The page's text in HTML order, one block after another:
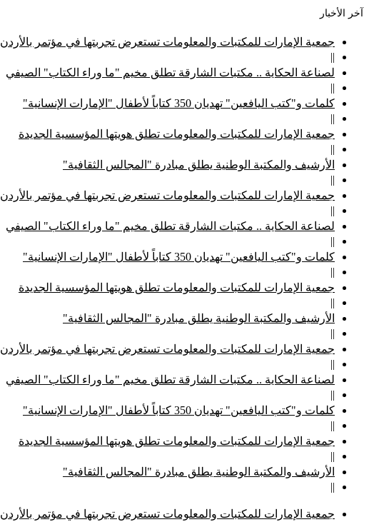
آخر الأخبار
جمعية الإمارات للمكتبات والمعلومات تستعرض تجربتها في مؤتمر بالأردن
||
لصناعة الحكاية .. مكتبات الشارقة تطلق مخيم "ما وراء الكتاب" الصيفي
||
كلمات و"كتب اليافعين" تهديان 350 كتاباً لأطفال "الإمارات الإنسانية"
||
جمعية الإمارات للمكتبات والمعلومات تطلق هويتها المؤسسية الجديدة
||
الأرشيف والمكتبة الوطنية يطلق مبادرة "المجالس الثقافية"
||
جمعية الإمارات للمكتبات والمعلومات تستعرض تجربتها في مؤتمر بالأردن
||
لصناعة الحكاية .. مكتبات الشارقة تطلق مخيم "ما وراء الكتاب" الصيفي
||
كلمات و"كتب اليافعين" تهديان 350 كتاباً لأطفال "الإمارات الإنسانية"
||
جمعية الإمارات للمكتبات والمعلومات تطلق هويتها المؤسسية الجديدة
||
الأرشيف والمكتبة الوطنية يطلق مبادرة "المجالس الثقافية"
||
جمعية الإمارات للمكتبات والمعلومات تستعرض تجربتها في مؤتمر بالأردن
||
لصناعة الحكاية .. مكتبات الشارقة تطلق مخيم "ما وراء الكتاب" الصيفي
||
كلمات و"كتب اليافعين" تهديان 350 كتاباً لأطفال "الإمارات الإنسانية"
||
جمعية الإمارات للمكتبات والمعلومات تطلق هويتها المؤسسية الجديدة
||
الأرشيف والمكتبة الوطنية يطلق مبادرة "المجالس الثقافية"
||
جمعية الإمارات للمكتبات والمعلومات تستعرض تجربتها في مؤتمر بالأردن